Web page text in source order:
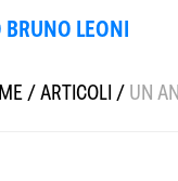
LEONI
/ARTICOLI/UN